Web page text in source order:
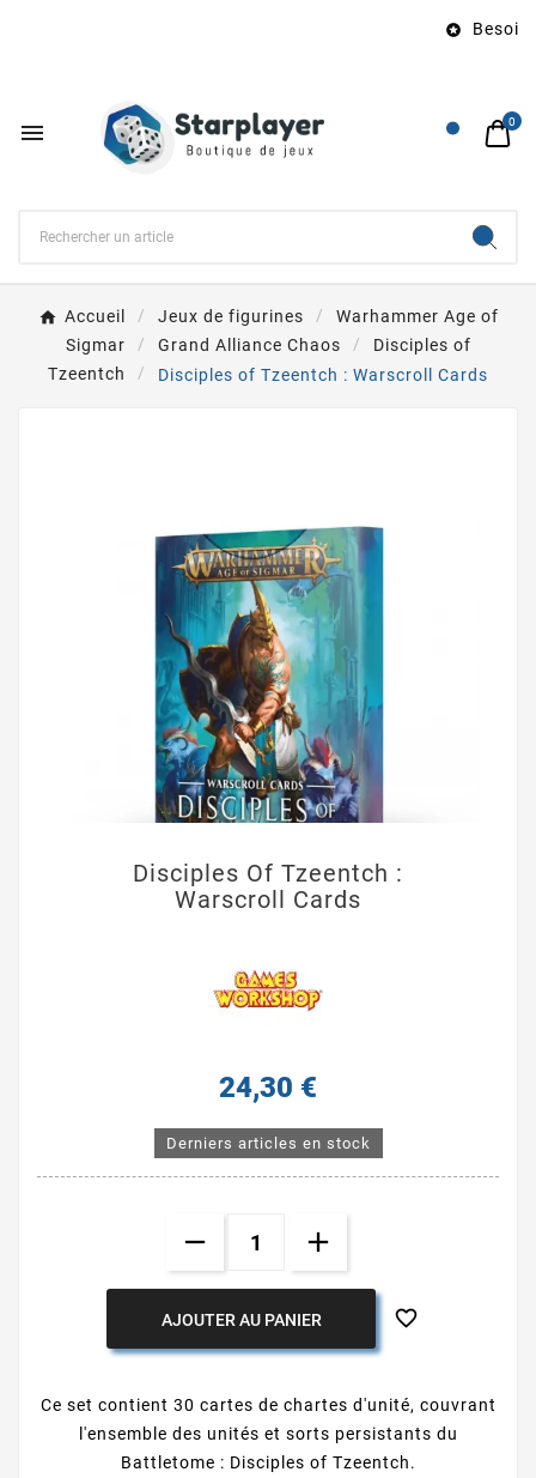
 Besoin
 0
Accueil Jeux de figurines
Warhammer Age of
Sigmar
Grand Alliance Chaos
Disciples of
Tzeentch
Disciples of Tzeentch : Warscroll Cards
Disciples Of Tzeentch :
Warscroll Cards
24,30 €
Derniers articles en stock
AJOUTER AU PANIER 
Ce set contient 30 cartes de chartes d'unité, couvrant
l'ensemble des unités et sorts persistants du
Battletome : Disciples of Tzeentch.